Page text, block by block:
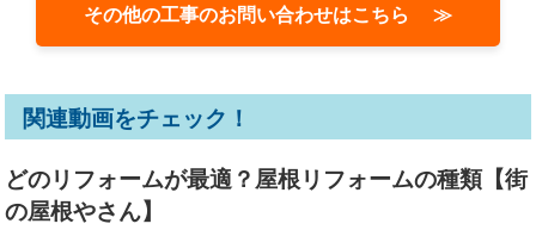
その他の工事のお問い合わせはこちら ≫
関連動画をチェック！
どのリフォームが最適？屋根リフォームの種類【街
の屋根やさん】